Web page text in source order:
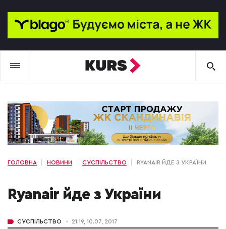
ГОЛОВНА НОВИНИ СУСПІЛЬСТВО RYANAIR ЙДЕ З УКРАЇНИ
Ryanair йде з України
СУСПІЛЬСТВО 21:19, 10.07, 2017